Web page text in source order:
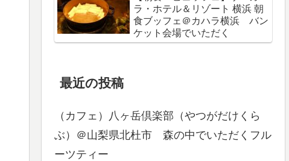
ラ・ホテル＆リゾート 横浜 朝
食ブッフェ＠カハラ横浜 バン
ケット会場でいただく
最近の投稿
（カフェ）八ヶ岳倶楽部（やつがだけくら
ぶ）＠山梨県北杜市 森の中でいただくフル
ーツティー